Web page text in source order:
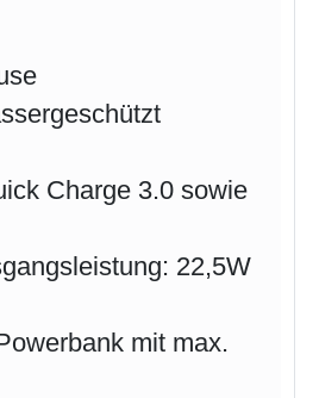
Charge 3.0 sowie
22,5W
mit max.